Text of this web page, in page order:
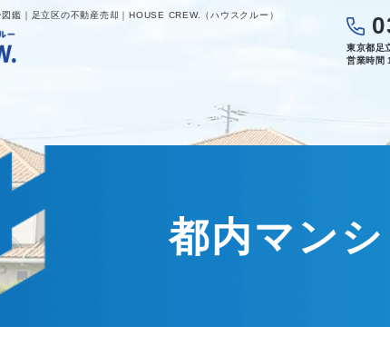
鑑｜足立区の不動産売却｜HOUSE CREW.（ハウスクルー）
東京都足
営業時間
都内マン